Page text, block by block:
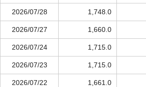
2026/07/28 1,748.0
2026/07/27 1,660.0
2026/07/24 1,715.0
2026/07/23 1,715.0
2026/07/22 1,661.0